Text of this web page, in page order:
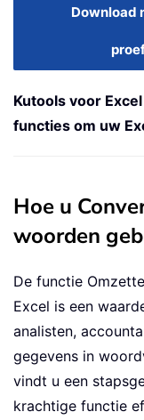
Download
Kutools voor
functies om uw
Hoe u
woorden
De functie
Excel is een
analisten,
gegevens in
vindt u een
krachtige functie